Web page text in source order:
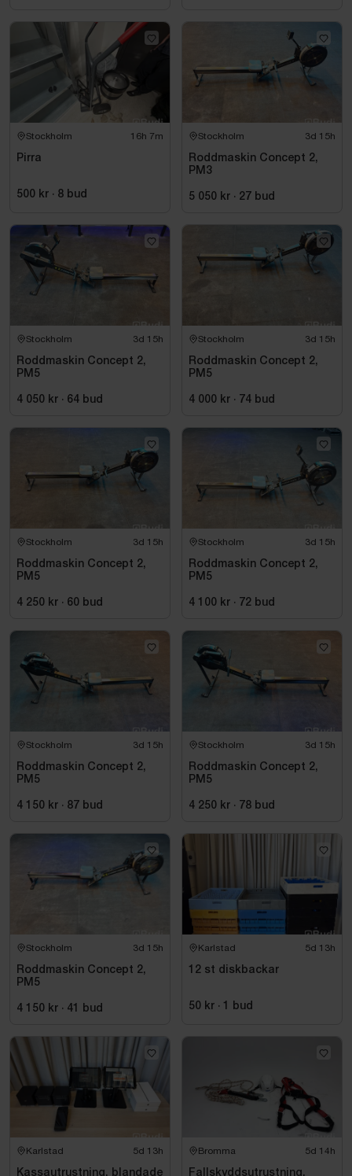
Stockholm 16h 7m
Pirra
500 kr · 8 bud
Stockholm 3d 15h
Roddmaskin Concept 2,
PM3
5 050 kr · 27 bud
Stockholm 3d 15h
Roddmaskin Concept 2,
PM5
4 050 kr · 64 bud
Stockholm 3d 15h
Roddmaskin Concept 2,
PM5
4 000 kr · 74 bud
Stockholm 3d 15h
Roddmaskin Concept 2,
PM5
4 250 kr · 60 bud
Stockholm 3d 15h
Roddmaskin Concept 2,
PM5
4 100 kr · 72 bud
Stockholm 3d 15h
Roddmaskin Concept 2,
PM5
4 150 kr · 87 bud
Stockholm 3d 15h
Roddmaskin Concept 2,
PM5
4 250 kr · 78 bud
Stockholm 3d 15h
Roddmaskin Concept 2,
PM5
4 150 kr · 41 bud
Karlstad 5d 13h
12 st diskbackar
50 kr · 1 bud
Karlstad 5d 13h
Kassautrustning, blandade
Bromma 5d 14h
Fallskyddsutrustning,